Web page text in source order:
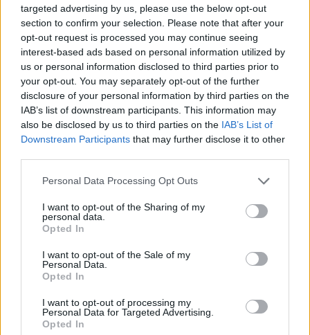
targeted advertising by us, please use the below opt-out
section to confirm your selection. Please note that after your
opt-out request is processed you may continue seeing
interest-based ads based on personal information utilized by
us or personal information disclosed to third parties prior to
your opt-out. You may separately opt-out of the further
disclosure of your personal information by third parties on the
IAB’s list of downstream participants. This information may
also be disclosed by us to third parties on the IAB’s List of
Downstream Participants that may further disclose it to other
Please note that this website/app uses one or more Google
not limited to your visit or usage behaviour. You may click to
grant or deny consent to Google and its third-party tags to
use your data for below specified purposes in below Google
consent section.
Personal Data Processing Opt Outs
I want to opt-out of the Sharing of my
personal data.
Opted In
I want to opt-out of the Sale of my
Personal Data.
Opted In
I want to opt-out of processing my
Personal Data for Targeted Advertising.
Opted In
Notizie in tempo reale?
Entra nel canale telegram di
GalluraOggi.it
Inviaci le tue segnalazioni,
i tuoi video e le tue foto
Su WhatsApp al numero +39
345 356 7512
Ricevi le nostre ultime news